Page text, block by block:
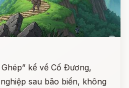
kể về Cố Đương,
sau bão biển, không